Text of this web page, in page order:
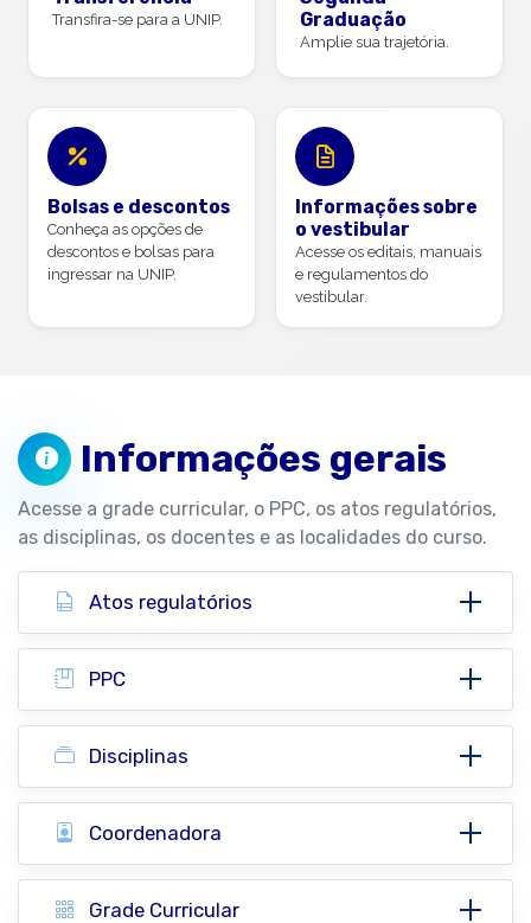
Transfira-se para a UNIP.
Graduação
Amplie sua trajetória.
Bolsas e descontos
Conheça as opções de
descontos e bolsas para
ingressar na UNIP.
Informações sobre
o vestibular
Acesse os editais, manuais
e regulamentos do
vestibular.
Informações gerais
Acesse a grade curricular, o PPC, os atos regulatórios,
as disciplinas, os docentes e as localidades do curso.
Atos regulatórios
PPC
Disciplinas
Coordenadora
Grade Curricular